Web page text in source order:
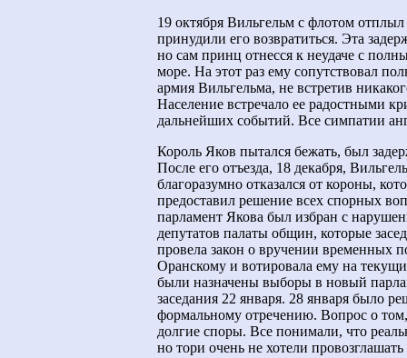
19 октября Вильгельм с флотом
принудили его возвратиться. Эта
но сам принц отнесся к неудаче с
море. На этот раз ему сопутствовал
армия Вильгельма, не встретив
Население встречало ее радостными
дальнейших событий. Все симпатии
Король Яков пытался бежать, был
После его отъезда, 18 декабря,
благоразумно отказался от короны,
предоставил решение всех спорных
парламент Якова был избран с
депутатов палаты общин, которые
провела закон о вручении временных
Оранскому и вотировала ему на
были назначены выборы в новый
заседания 22 января. 28 января было
формальному отречению. Вопрос о
долгие споры. Все понимали, что
но тори очень не хотели